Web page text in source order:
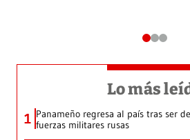
Lo más
1 Panameño regresa al país tras ser
fuerzas militares rusas